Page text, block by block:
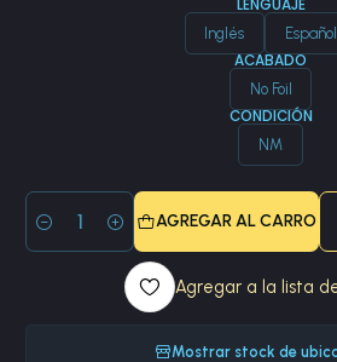
LENGUAJE
Inglés Español
ACABADO
No Foil
CONDICIÓN
NM
Cantidad
AGREGAR AL CARRO
Agregar a la lista
Mostrar stock de